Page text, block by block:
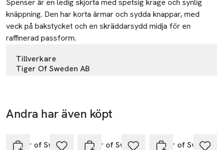
Spenser är en ledig skjorta med spetsig krage och synlig
knäppning. Den har korta ärmar och sydda knappar, med
veck på bakstycket och en skräddarsydd midja för en
raffinerad passform.
Tillverkare
Tiger Of Sweden AB
Sweden
Mobilnummer
Andra har även köpt
Tiger of Sweden
Tiger of Sweden
Tiger of Sweden